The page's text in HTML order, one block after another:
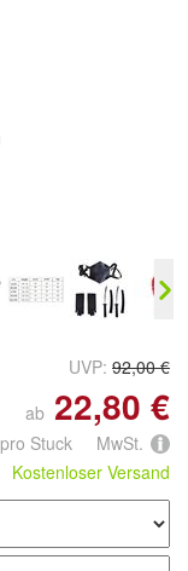
UVP: 92,00 €
ab 22,80 €
pro Stuck MwSt.
Kostenloser Versand